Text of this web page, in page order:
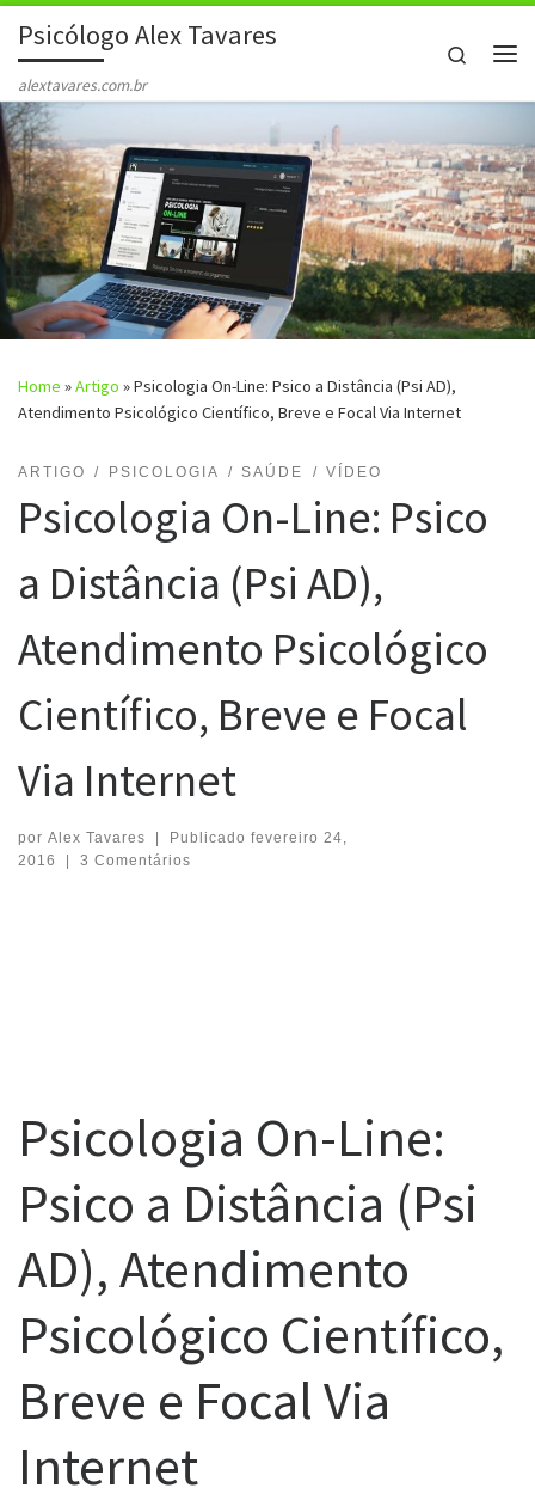
Skip to content
Psicólogo Alex Tavares
alextavares.com.br
Search
Home »Artigo »Psicologia On-Line: Psico a Distância (Psi AD),
Atendimento Psicológico Científico, Breve e Focal Via Internet
ARTIGO PSICOLOGIA SAÚDE VÍDEO
Psicologia On-Line: Psico
a Distância (Psi AD),
Atendimento Psicológico
Científico, Breve e Focal
Via Internet
por Alex Tavares Publicado fevereiro 24,
2016
3 Comentários
Psicologia On-Line:
Psico a Distância (Psi
AD), Atendimento
Psicológico Científico,
Breve e Focal Via
Internet